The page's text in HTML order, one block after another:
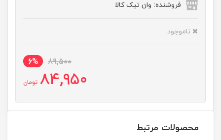
فروشنده: وان تیک کالا
ناموجود
89,500
6%
84,950 تومان
محصولات مرتبط